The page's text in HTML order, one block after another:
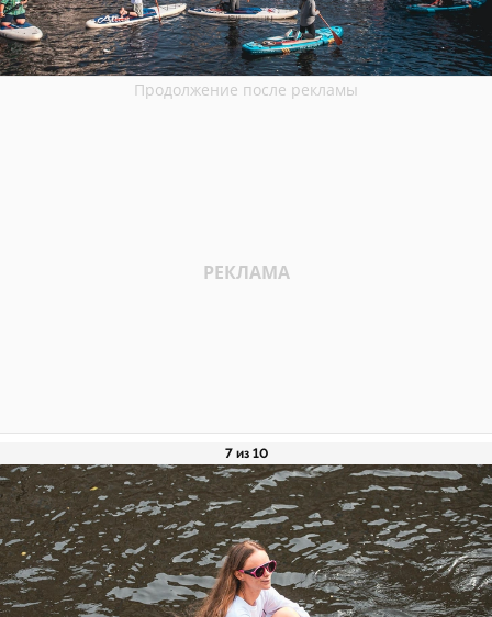
7 из 10